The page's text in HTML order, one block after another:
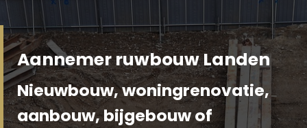
Aannemer ruwbouw Landen
Nieuwbouw, woningrenovatie,
aanbouw, bijgebouw of